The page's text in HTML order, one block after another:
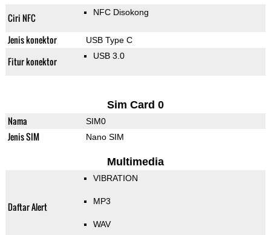
Ciri NFC NFC Disokong
Jenis konektor USB Type C
Fitur konektor USB 3.0
Sim Card 0
Nama SIM0
Jenis SIM Nano SIM
Multimedia
Daftar Alert
VIBRATION
MP3
WAV